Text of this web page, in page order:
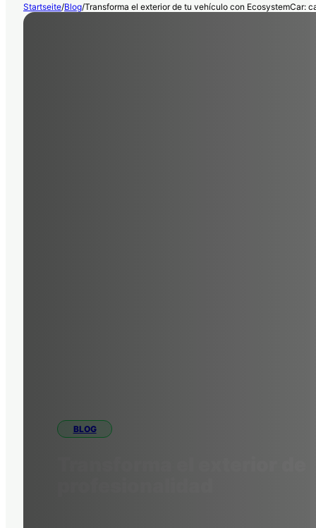
Startseite/Blog/Transforma el exterior de tu vehículo con EcosystemCar:
BLOG